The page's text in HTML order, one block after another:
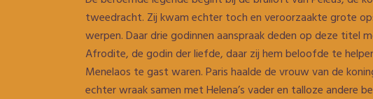
tweedracht. Zij kwam echter toch en veroorzaakte grote
werpen. Daar drie godinnen aanspraak deden op deze titel
Afrodite, de godin der liefde, daar zij hem beloofde te
Menelaos te gast waren. Paris haalde de vrouw van de
echter wraak samen met Helena’s vader en talloze andere